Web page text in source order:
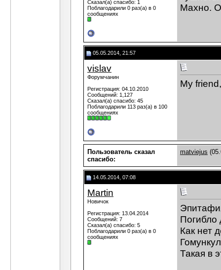
Сказал(а) спасибо: 1
Поблагодарили 0 раз(а) в 0
сообщениях
Махно.
05.05.2014, 21:57
vislav
Форумчанин
Регистрация: 04.10.2010
Сообщений: 1,127
Сказал(а) спасибо: 45
Поблагодарили 113 раз(а) в 100
сообщениях
My
Пользователь сказал
cпасибо:
matviejus
14.05.2014, 07:08
Martin
Новичок
Регистрация: 13.04.2014
Сообщений: 7
Сказал(а) спасибо: 5
Поблагодарили 0 раз(а) в 0
сообщениях
Погибло
Как нет
Такая в